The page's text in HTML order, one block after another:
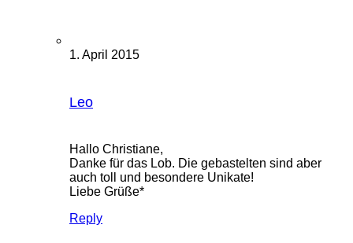
1. April 2015
Leo
Hallo Christiane,
Danke für das Lob. Die gebastelten sind aber
auch toll und besondere Unikate!
Liebe Grüße*
Reply